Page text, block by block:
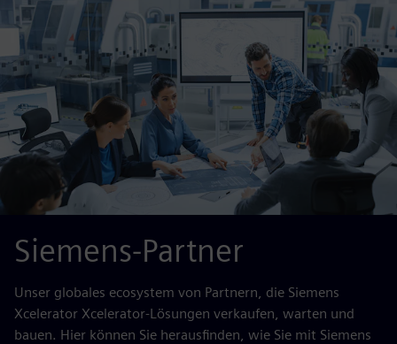
Siemens-Partner
Unser globales ecosystem von Partnern, die Siemens
Xcelerator Xcelerator-Lösungen verkaufen, warten und
bauen. Hier können Sie herausfinden, wie Sie mit Siemens